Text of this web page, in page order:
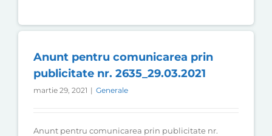
Anunt pentru comunicarea prin
publicitate nr. 2635_29.03.2021
martie 29, 2021 | Generale
Anunt pentru comunicarea prin publicitate nr.